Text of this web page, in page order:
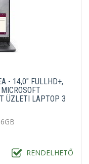
- 14,0" FULLHD+,
ÜZLETI LAPTOP 3
RENDELHETŐ